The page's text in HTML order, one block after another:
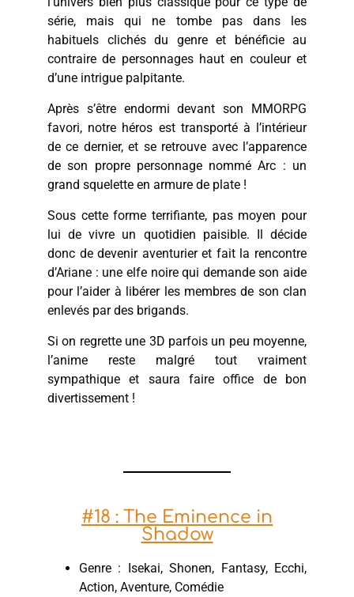
série, mais qui ne tombe pas dans les
habituels clichés du genre et bénéficie au
contraire de personnages haut en couleur et
d’une intrigue palpitante.
Après s’être endormi devant son MMORPG
favori, notre héros est transporté à l’intérieur
de ce dernier, et se retrouve avec l’apparence
de son propre personnage nommé Arc : un
grand squelette en armure de plate !
Sous cette forme terrifiante, pas moyen pour
lui de vivre un quotidien paisible. Il décide
donc de devenir aventurier et fait la rencontre
d’Ariane : une elfe noire qui demande son aide
pour l’aider à libérer les membres de son clan
enlevés par des brigands.
Si on regrette une 3D parfois un peu moyenne,
l’anime reste malgré tout vraiment
sympathique et saura faire office de bon
divertissement !
#18 : The Eminence in
Shadow
Genre : Isekai, Shonen, Fantasy, Ecchi,
Action, Aventure, Comédie